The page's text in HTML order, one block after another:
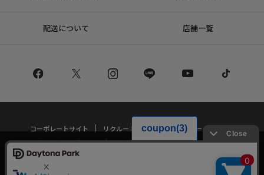
配送について 店舗一覧
コーポレートサイト リクルート
サステナブルマークについて
プライバシーポリシー
特定商取引法・古物営業法に基づく表記
当サイトでは利用体験の向上およびコンテンツの最適な提供、トラフィック
の分析を目的としてCookieを使用しています。